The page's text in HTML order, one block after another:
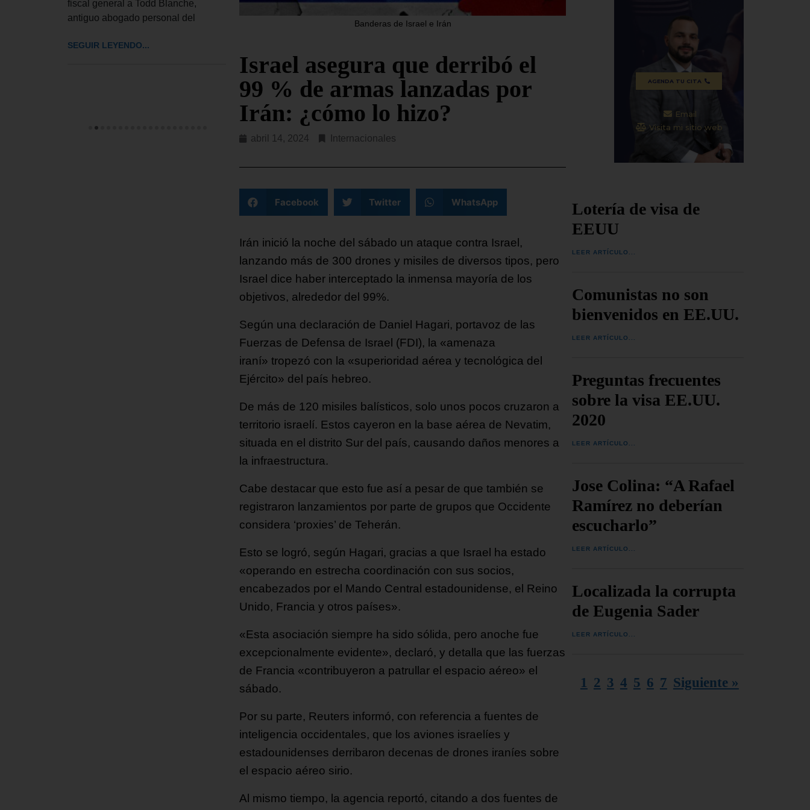
fiscal general a Todd Blanche,
antiguo abogado personal del
SEGUIR LEYENDO...
EE. UU. prevé destinar USD$ 1000
millones a un paquete de asistencia
SEGUIR LEYENDO...
Rodríguez y de la ilegítima
Asamblea Nacional 2015 se
SEGUIR LEYENDO...
domiciliaria por razones políticas,
SEGUIR LEYENDO...
Banderas de Israel e Irán
Israel asegura que derribó el
99 % de armas lanzadas por
Irán: ¿cómo lo hizo?
abril 14, 2024 Internacionales
Facebook Twitter WhatsApp
Irán inició la noche del sábado un ataque contra Israel,
lanzando más de 300 drones y misiles de diversos tipos, pero
Israel dice haber interceptado la inmensa mayoría de los
objetivos, alrededor del 99%.
Según una declaración de Daniel Hagari, portavoz de las
Fuerzas de Defensa de Israel (FDI), la «amenaza
iraní» tropezó con la «superioridad aérea y tecnológica del
Ejército» del país hebreo.
De más de 120 misiles balísticos, solo unos pocos cruzaron a
territorio israelí. Estos cayeron en la base aérea de Nevatim,
situada en el distrito Sur del país, causando daños menores a
la infraestructura.
Cabe destacar que esto fue así a pesar de que también se
registraron lanzamientos por parte de grupos que Occidente
considera ‘proxies’ de Teherán.
Esto se logró, según Hagari, gracias a que Israel ha estado
«operando en estrecha coordinación con sus socios,
encabezados por el Mando Central estadounidense, el Reino
Unido, Francia y otros países».
«Esta asociación siempre ha sido sólida, pero anoche fue
excepcionalmente evidente», declaró, y detalla que las fuerzas
de Francia «contribuyeron a patrullar el espacio aéreo» el
sábado.
Por su parte, Reuters informó, con referencia a fuentes de
inteligencia occidentales, que los aviones israelíes y
estadounidenses derribaron decenas de drones iraníes sobre
el espacio aéreo sirio.
Al mismo tiempo, la agencia reportó, citando a dos fuentes de
AGENDA TU CITA
Email
Visita mi sitio web
Lotería de visa de
EEUU
LEER ARTÍCULO...
Comunistas no son
bienvenidos en EE.UU.
LEER ARTÍCULO...
Preguntas frecuentes
sobre la visa EE.UU.
2020
LEER ARTÍCULO...
Jose Colina: “A Rafael
Ramírez no deberían
escucharlo”
LEER ARTÍCULO...
Localizada la corrupta
de Eugenia Sader
LEER ARTÍCULO...
1 2 3 4 5 6 7 Siguiente »